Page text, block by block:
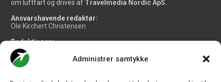
Administrer samtykke
om luftfart og drives af Travelmedia Nordic ApS.
Ansvarshavende redaktør:
Ole Kirchert Christensen
Redaktionen:
Christian Granhøj Skouboe
Henrik Baumgarten
Danny Longhi Andreasen